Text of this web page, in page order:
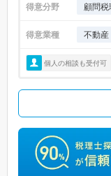
得意分野 顧問税
得意業種 不動産
個人の相談も受付可